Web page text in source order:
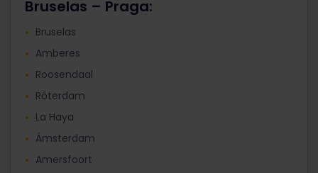
Bruselas – Praga:
Bruselas
Amberes
Roosendaal
Róterdam
La Haya
Ámsterdam
Amersfoort